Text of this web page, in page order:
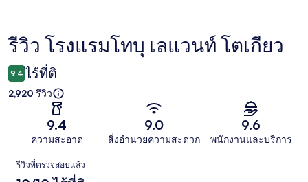
รีวิว
รีวิว โรงแรมโทบุ เลแวนท์ โตเกียว
9.4 ไร้ที่ติ
2,920 รีวิว
9.4
ความสะอาด
9.0
สิ่งอำนวยความสะดวก
9.6
พนักงานและบริการ
รีวิว
รีวิวที่ตรวจสอบแล้ว